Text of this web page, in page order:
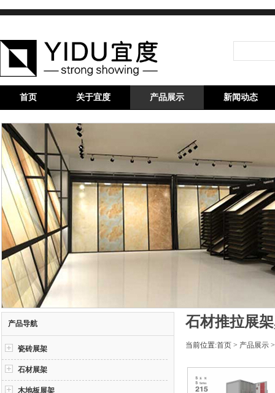
首页 关于宜度 产品展示 新闻动态
产品导航
瓷砖展架
石材展架
木地板展架
石材推拉展
当前位置:首页 > 产品展示